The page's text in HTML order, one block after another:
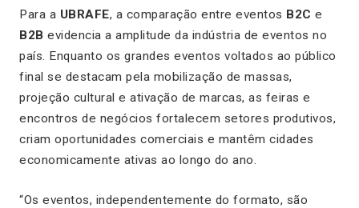
Para a UBRAFE, a comparação entre eventos B2C e
B2B evidencia a amplitude da indústria de eventos no
país. Enquanto os grandes eventos voltados ao público
final se destacam pela mobilização de massas,
projeção cultural e ativação de marcas, as feiras e
encontros de negócios fortalecem setores produtivos,
criam oportunidades comerciais e mantêm cidades
economicamente ativas ao longo do ano.
“Os eventos, independentemente do formato, são